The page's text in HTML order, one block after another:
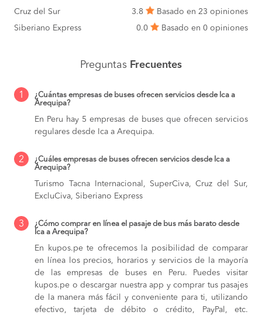
Cruz del Sur
3.8
Basado en 23 opiniones
Siberiano Express
0.0 Basado en 0 opiniones
Preguntas Frecuentes
1
¿Cuántas empresas de buses ofrecen servicios desde Ica a
Arequipa?
En Peru hay 5 empresas de buses que ofrecen servicios
regulares desde Ica a Arequipa.
2
¿Cuáles empresas de buses ofrecen servicios desde Ica a
Arequipa?
Turismo Tacna Internacional, SuperCiva, Cruz del Sur,
ExcluCiva, Siberiano Express
3
¿Cómo comprar en línea el pasaje de bus más barato desde
Ica a Arequipa?
En kupos.pe te ofrecemos la posibilidad de comparar
en línea los precios, horarios y servicios de la mayoría
de las empresas de buses en Peru. Puedes visitar
kupos.pe o descargar nuestra app y comprar tus pasajes
de la manera más fácil y conveniente para ti, utilizando
efectivo, tarjeta de débito o crédito, PayPal, etc.